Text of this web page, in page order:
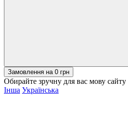
Замовлення на 0 грн
Обирайте зручну для вас мову сайту
Інша Українська